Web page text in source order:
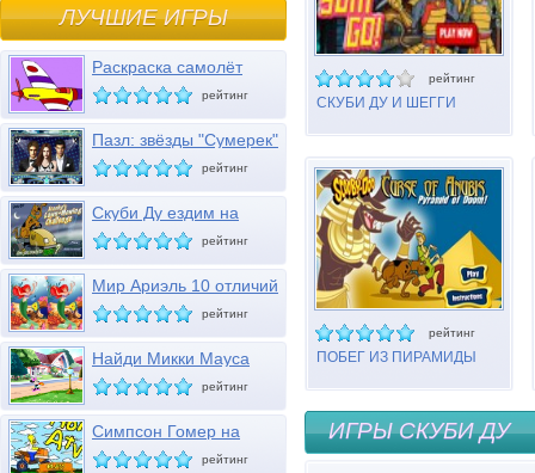
рейтинг
СКУБИ ДУ И ШЕГГИ
рейтинг
ПОБЕГ ИЗ ПИРАМИДЫ
ИГРЫ СКУБИ ДУ
ЛУЧШИЕ ИГРЫ
Раскраска самолёт
рейтинг
Пазл: звёзды "Сумерек"
рейтинг
Скуби Ду ездим на
газонокосилке рейтинг
Мир Ариэль 10 отличий
рейтинг
Найди Микки Мауса
рейтинг
Симпсон Гомер на
мотовездеходерейтинг